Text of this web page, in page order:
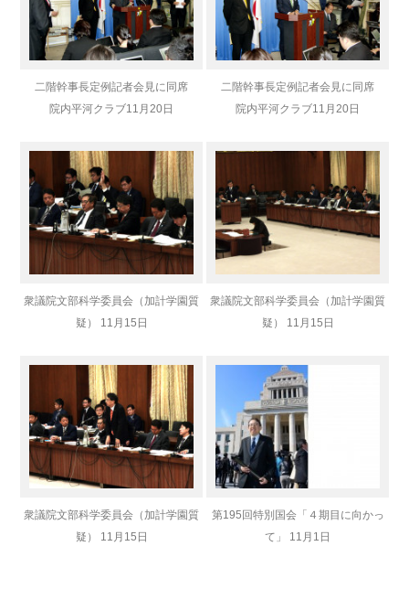
二階幹事長定例記者会見に同席
院内平河クラブ11月20日
二階幹事長定例記者会見に同席
院内平河クラブ11月20日
衆議院文部科学委員会（加計学園質
疑） 11月15日
衆議院文部科学委員会（加計学園質
疑） 11月15日
衆議院文部科学委員会（加計学園質
疑） 11月15日
第195回特別国会「４期目に向かっ
て」 11月1日